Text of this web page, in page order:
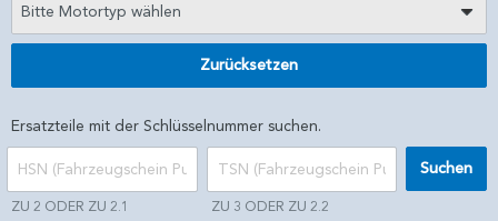
Bitte Motortyp wählen
Zurücksetzen
Ersatzteile mit der Schlüsselnummer suchen.
ZU 2 ODER ZU 2.1 ZU 3 ODER ZU 2.2
Suchen